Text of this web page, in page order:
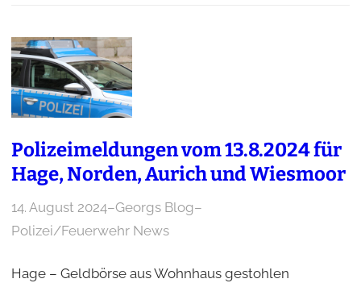
Polizeimeldungen vom 13.8.2024 für
Hage, Norden, Aurich und Wiesmoor
14. August 2024–Georgs Blog–
Polizei/Feuerwehr News
Hage – Geldbörse aus Wohnhaus gestohlen